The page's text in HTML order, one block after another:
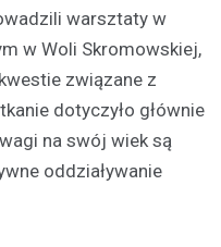
warsztaty w
w Woli Skromowskiej,
związane z
dotyczyło głównie
na swój wiek są
oddziaływanie